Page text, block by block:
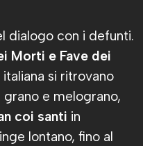
dialogo con i defunti.
Morti e Fave dei
si ritrovano
grano e melograno,
coi santi in
lontano, fino al